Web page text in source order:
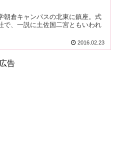
朝倉キャンパスの北東に鎮座。式
、一説に土佐国二宮ともいわれ
2016.02.23
広告